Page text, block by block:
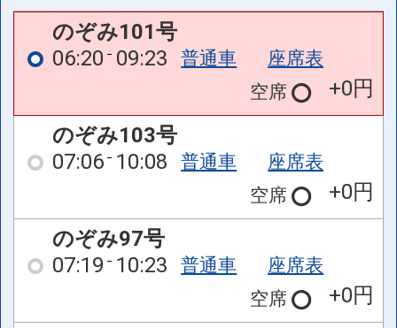
のぞみ101号
06:20 09:23 普通車
座席表
空席
+0円
のぞみ103号
07:06 10:08 普通車
座席表
空席
+0円
のぞみ97号
07:19 10:23 普通車
座席表
空席
+0円